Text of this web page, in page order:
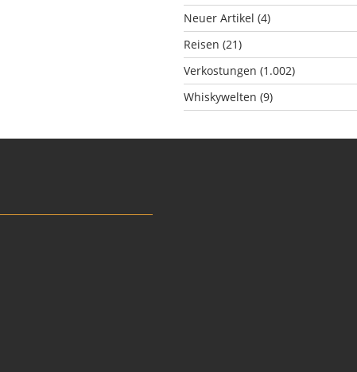
Neuer Artikel (4)
Reisen (21)
Verkostungen (1.002)
Whiskywelten (9)